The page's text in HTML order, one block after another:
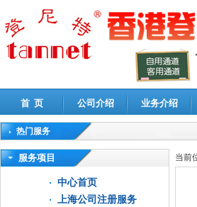
首 页 公司介绍 业务介绍
热门服务
高新技术企业认定审计|企业所得税汇算清缴申报
服务项目
中心首页
上海公司注册服务
当前